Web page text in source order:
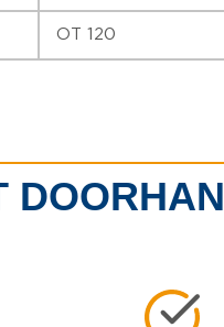
ОТ 120